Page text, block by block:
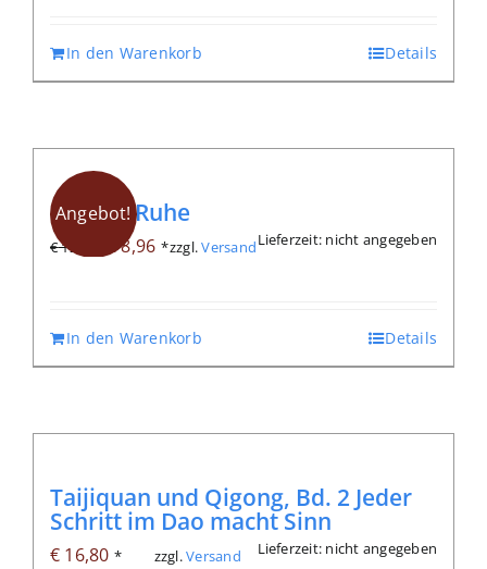
In den Warenkorb Details
Angebot!
Endlich Ruhe
€12,80
Ursprünglicher
€ 12,80
€8,96Aktueller
€ 8,96.
*zzgl.VersandLieferzeit: nicht angegeben
In den Warenkorb Details
Taijiquan und Qigong, Bd. 2 Jeder
Schritt im Dao macht Sinn
€ 16,80 * zzgl.Versand Lieferzeit: nicht angegeben